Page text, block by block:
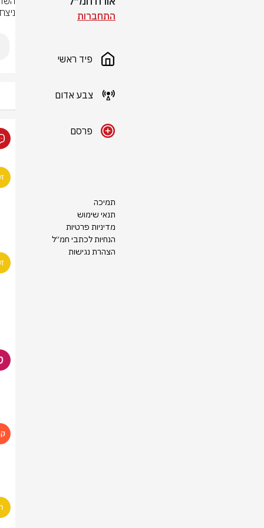
התחברות
פיד ראשי
צבע אדום
פרסם
תמיכה
תנאי שימוש
מדיניות פרטיות
הנחיות לכתבי חמ״ל
הצהרת נגישות